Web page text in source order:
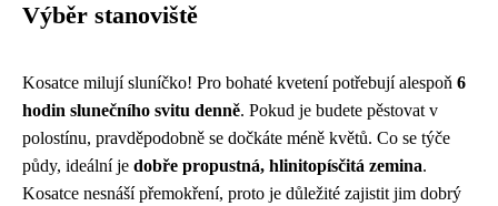
Výběr stanoviště
Kosatce milují sluníčko! Pro bohaté kvetení potřebují alespoň 6
hodin slunečního svitu denně. Pokud je budete pěstovat v
polostínu, pravděpodobně se dočkáte méně květů. Co se týče
půdy, ideální je dobře propustná, hlinitopísčitá zemina.
Kosatce nesnáší přemokření, proto je důležité zajistit jim dobrý